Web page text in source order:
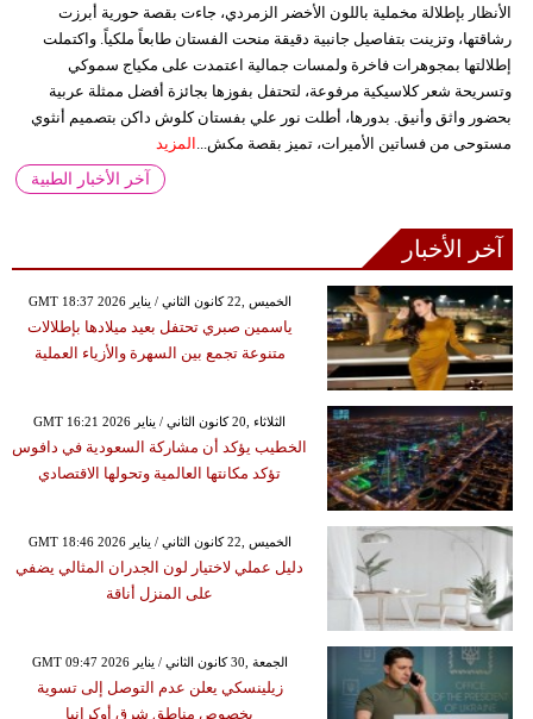
الأنظار بإطلالة مخملية باللون الأخضر الزمردي، جاءت بقصة حورية أبرزت
رشاقتها، وتزينت بتفاصيل جانبية دقيقة منحت الفستان طابعاً ملكياً. واكتملت
إطلالتها بمجوهرات فاخرة ولمسات جمالية اعتمدت على مكياج سموكي
وتسريحة شعر كلاسيكية مرفوعة، لتحتفل بفوزها بجائزة أفضل ممثلة عربية
بحضور واثق وأنيق. بدورها، أطلت نور علي بفستان كلوش داكن بتصميم أنثوي
مستوحى من فساتين الأميرات، تميز بقصة مكش... المزيد
آخر الأخبار الطبية
آخر الأخبار
GMT 18:37 2026 الخميس ,22 كانون الثاني / يناير
ياسمين صبري تحتفل بعيد ميلادها بإطلالات
متنوعة تجمع بين السهرة والأزياء العملية
GMT 16:21 2026 الثلاثاء ,20 كانون الثاني / يناير
الخطيب يؤكد أن مشاركة السعودية في دافوس
تؤكد مكانتها العالمية وتحولها الاقتصادي
GMT 18:46 2026 الخميس ,22 كانون الثاني / يناير
دليل عملي لاختيار لون الجدران المثالي يضفي
على المنزل أناقة
GMT 09:47 2026 الجمعة ,30 كانون الثاني / يناير
زيلينسكي يعلن عدم التوصل إلى تسوية
بخصوص مناطق شرق أوكرانيا